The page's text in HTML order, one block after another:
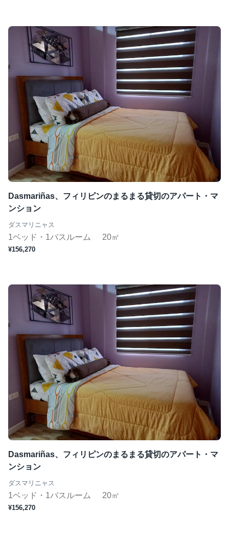
Dasmariñas、フィリピンのまるまる貸切のアパート・マ
ンション
ダスマリニャス
1ベッド・1バスルーム 20㎡
¥156,270
Dasmariñas、フィリピンのまるまる貸切のアパート・マ
ンション
ダスマリニャス
1ベッド・1バスルーム 20㎡
¥156,270